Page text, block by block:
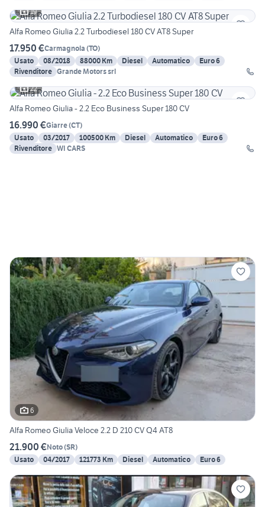
19
Alfa Romeo Giulia 2.2 Turbodiesel 180 CV AT8 Super
17.950 €Carmagnola (TO)
Usato
08/2018 88000 Km Diesel Automatico
Euro 6
Rivenditore Grande Motors srl
22
Alfa Romeo Giulia - 2.2 Eco Business Super 180 CV
16.990 €Giarre(CT)
Usato
03/2017 100500 Km Diesel Automatico
Euro 6
Rivenditore WI CARS
6
Alfa Romeo Giulia Veloce 2.2 D 210 CV Q4 AT8
21.900 €Noto(SR)
Usato
04/2017 121773 Km Diesel Automatico Euro 6